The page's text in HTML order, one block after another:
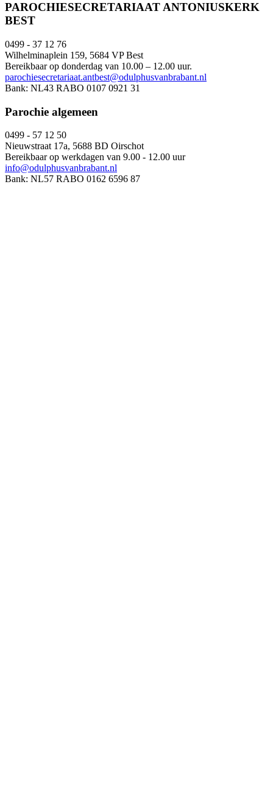
PAROCHIESECRETARIAAT ANTONIUSKERK
BEST
0499 - 37 12 76
Wilhelminaplein 159, 5684 VP Best
Bereikbaar op donderdag van 10.00 – 12.00 uur.
parochiesecretariaat.antbest@odulphusvanbrabant.nl
Bank: NL43 RABO 0107 0921 31
Parochie algemeen
0499 - 57 12 50
Nieuwstraat 17a, 5688 BD Oirschot
Bereikbaar op werkdagen van 9.00 - 12.00 uur
info@odulphusvanbrabant.nl
Bank: NL57 RABO 0162 6596 87